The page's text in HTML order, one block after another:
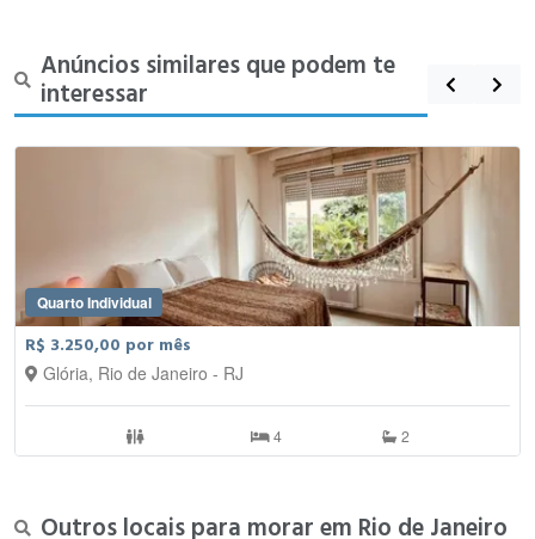
pela Avenida Maracanã, uma das principais vias de acesso à
Tijuca, tem também como ruas principais a São Francisco Xavier,
General Canabarro e a Avenida Professor Manoel de Abreu. É um
bairro de ruas tipicamente residenciais, embora tenham muito
trânsito e contenham diversos colégios e empresas, como a sede
da Petrobras Distribuidora na Rua General Canabarro. O bairro do
Maracanã faz parte da região administrativa de Vila Isabel, que
abrange os bairros de Vila Isabel, Andaraí e Grajaú. Ocupa uma
área territorial de aproximadamente 1,67 km², com uma total
construída de 100%, não apresentando área verde. Portanto, é
totalmente urbanizado, com ruas asfaltadas, rios canalizados e
rede de esgoto implantada em toda a região. Quanto ao uso do
solo, pode-se dizer que é basicamente residencial, com grande
número de imóveis e particularmente de edifícios. A população do
bairro caiu de 27.319 habitantes em 2000, para 25.256 habitantes
em 2010.
Anúncios similares que podem te
interessar
Quarto Individual
R$ 3.250,00 por mês
Glória, Rio de Janeiro - RJ
4 2
Outros locais para morar em Rio de Janeiro